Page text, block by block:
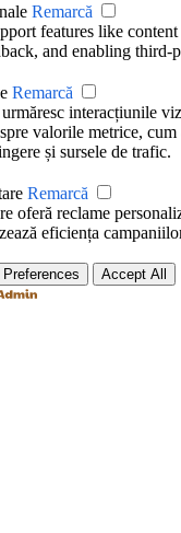
Remarcă
features like
and enabling third-
Remarcă
interacțiunile
valorile metrice,
și sursele de trafic.
Remarcă
oferă reclame
eficiența
Accept All